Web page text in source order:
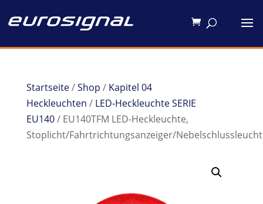
Startseite/Shop / Kapitel 04
Heckleuchten / LED-Heckleuchte SERIE
EU140/ EU140TFM LED-Heckleuchte,
Stoplicht/Fahrtrichtungsanzeiger/